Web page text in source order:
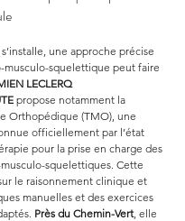
une approche précise
musculo-squelettique peut faire
LECLERQ
propose notamment la
Orthopédique (TMO), une
officiellement par l’état
pour la prise en charge des
squelettiques. Cette
le raisonnement clinique et
manuelles et des exercices
Près du Chemin-Vert, elle